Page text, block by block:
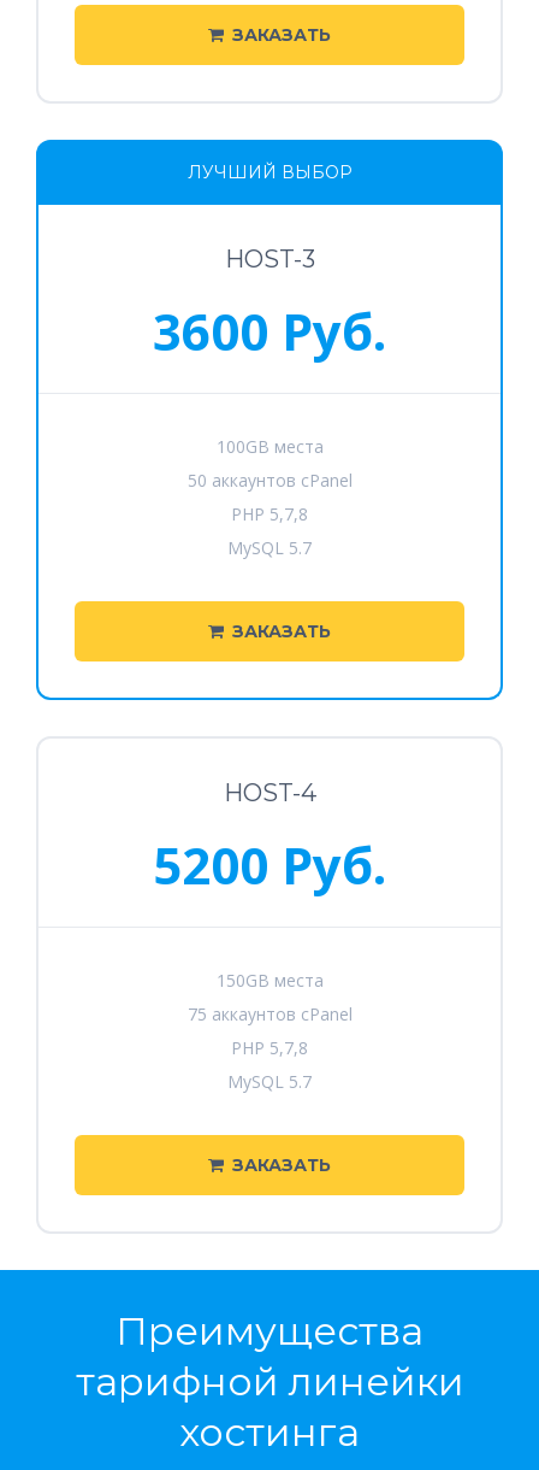
ЗАКАЗАТЬ
ЛУЧШИЙ ВЫБОР
HOST-3
3600 Руб.
100GB места
50 аккаунтов cPanel
PHP 5,7,8
MySQL 5.7
ЗАКАЗАТЬ
HOST-4
5200 Руб.
150GB места
75 аккаунтов cPanel
PHP 5,7,8
MySQL 5.7
ЗАКАЗАТЬ
Преимущества
тарифной линейки
хостинга